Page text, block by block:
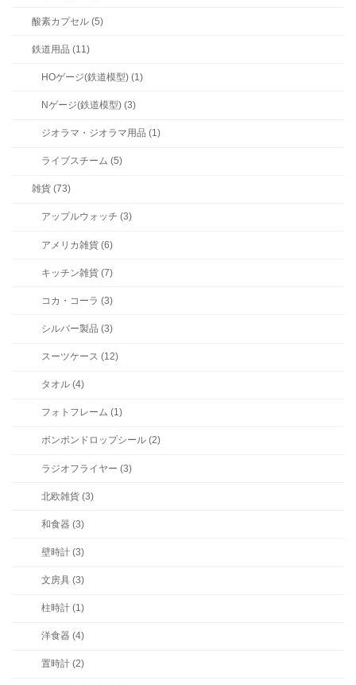
酸素カプセル (5)
鉄道用品 (11)
HOゲージ(鉄道模型) (1)
Nゲージ(鉄道模型) (3)
ジオラマ・ジオラマ用品 (1)
ライブスチーム (5)
雑貨 (73)
アップルウォッチ (3)
アメリカ雑貨 (6)
キッチン雑貨 (7)
コカ・コーラ (3)
シルバー製品 (3)
スーツケース (12)
タオル (4)
フォトフレーム (1)
ボンボンドロップシール (2)
ラジオフライヤー (3)
北欧雑貨 (3)
和食器 (3)
壁時計 (3)
文房具 (3)
柱時計 (1)
洋食器 (4)
置時計 (2)